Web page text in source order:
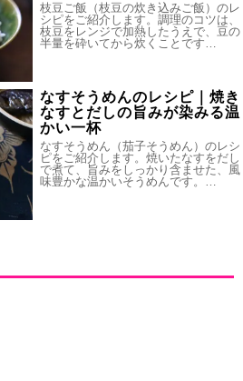
枝豆ご飯（枝豆の炊き込みご飯）のレ
シピをご紹介します。調理のコツは、
枝豆をレンジで加熱したうえで、豆の
半量を砕いてから炊くことです…
なすそうめんのレシピ｜焼き
なすとだしの旨みが染みる温
かい一杯
なすそうめん（茄子そうめん）のレシ
ピをご紹介します。焼いたなすをだし
で煮て、旨みをしっかり含ませた、風
味豊かな温かいそうめんです。…